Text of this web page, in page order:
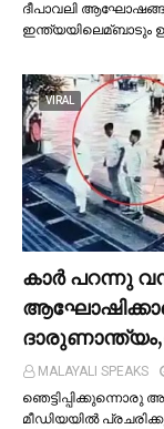
ദീപാവലി
ഇന്ത്യയിലെമ്ബാടും
VIRAL
കാര്‍ പറന്നു
MALAYALI SPEAKS
മീഡിയയില്‍